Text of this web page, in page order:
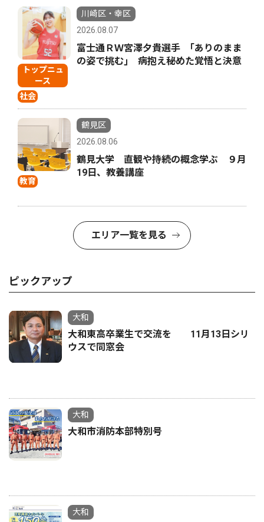
トップニュ
ース
社会
川崎区・幸区
2026.08.07
富士通ＲＷ宮澤夕貴選手 ｢ありのまま
の姿で挑む｣ 病抱え秘めた覚悟と決意
教育
鶴見区
2026.08.06
鶴見大学 直観や持続の概念学ぶ ９月
19日、教養講座
エリア一覧を見る
ピックアップ
大和
大和東高卒業生で交流を 11月13日シリ
ウスで同窓会
大和
大和市消防本部特別号
大和